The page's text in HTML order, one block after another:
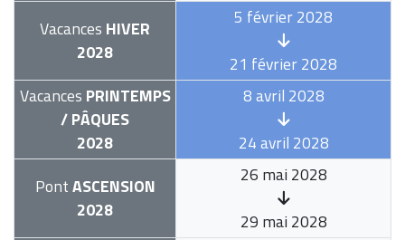
Vacances HIVER
2028
5 février 2028
21 février 2028
Vacances PRINTEMPS
/ PÂQUES
2028
8 avril 2028
24 avril 2028
PontASCENSION
2028
26 mai 2028
29 mai 2028